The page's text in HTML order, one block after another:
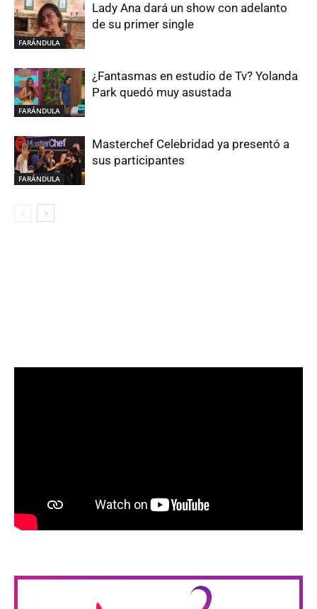
FARÁNDULA
Lady Ana dará un show con adelanto
de su primer single
FARÁNDULA
¿Fantasmas en estudio de Tv? Yolanda
Park quedó muy asustada
FARÁNDULA
Masterchef Celebridad ya presentó a
sus participantes